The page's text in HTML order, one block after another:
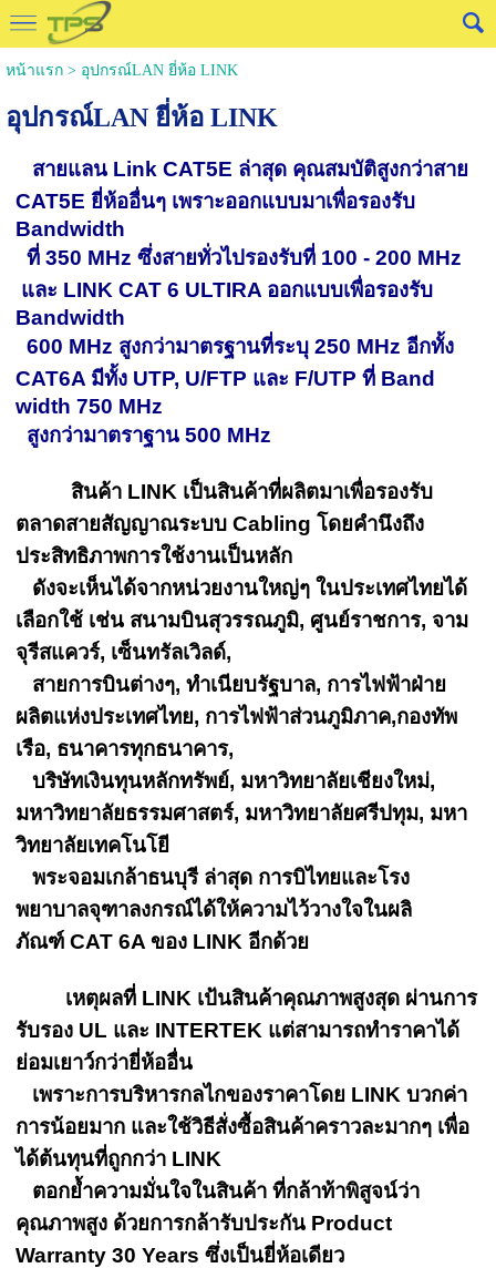
หน้าแรก> อุปกรณ์LAN ยี่ห้อ LINK
อุปกรณ์LAN ยี่ห้อ LINK
สายแลน Link CAT5E ล่าสุด คุณสมบัติสูงกว่าสาย
CAT5E ยี่ห้ออื่นๆ เพราะออกแบบมาเพื่อรองรับ
Bandwidth
ที่ 350 MHz ซึ่งสายทั่วไปรองรับที่ 100 - 200 MHz
และ LINK CAT 6 ULTIRA ออกแบบเพื่อรองรับ
Bandwidth
600 MHz สูงกว่ามาตรฐานที่ระบุ 250 MHz อีกทั้ง
CAT6A มีทั้ง UTP, U/FTP และ F/UTP ที่ Band
width 750 MHz
สูงกว่ามาตราฐาน 500 MHz
สินค้า LINK เป็นสินค้าที่ผลิตมาเพื่อรองรับ
ตลาดสายสัญญาณระบบ Cabling โดยคำนึงถึง
ประสิทธิภาพการใช้งานเป็นหลัก
ดังจะเห็นได้จากหน่วยงานใหญ่ๆ ในประเทศไทยได้
เลือกใช้ เช่น สนามบินสุวรรณภูมิ, ศูนย์ราชการ, จาม
จุรีสแควร์, เซ็นทรัลเวิลด์,
สายการบินต่างๆ, ทำเนียบรัฐบาล, การไฟฟ้าฝ่าย
ผลิตแห่งประเทศไทย, การไฟฟ้าส่วนภูมิภาค,กองทัพ
เรือ, ธนาคารทุกธนาคาร,
บริษัทเงินทุนหลักทรัพย์, มหาวิทยาลัยเชียงใหม่,
มหาวิทยาลัยธรรมศาสตร์, มหาวิทยาลัยศรีปทุม, มหา
วิทยาลัยเทคโนโยี
พระจอมเกล้าธนบุรี ล่าสุด การบิไทยและโรง
พยาบาลจุฑาลงกรณ์ได้ให้ความไว้วางใจในผลิ
ภัณฑ์ CAT 6A ของ LINK อีกด้วย
เหตุผลที่ LINK เป้นสินค้าคุณภาพสูงสุด ผ่านการ
รับรอง UL และ INTERTEK แต่สามารถทำราคาได้
ย่อมเยาว์กว่ายี่ห้ออื่น
เพราะการบริหารกลไกของราคาโดย LINK บวกค่า
การน้อยมาก และใช้วิธีสั่งซื้อสินค้าคราวละมากๆ เพื่อ
ได้ต้นทุนที่ถูกกว่า LINK
ตอกย้ำความมั่นใจในสินค้า ที่กล้าท้าพิสูจน์ว่า
คุณภาพสูง ด้วยการกล้ารับประกัน Product
Warranty 30 Years ซึ่งเป็นยี่ห้อเดียว